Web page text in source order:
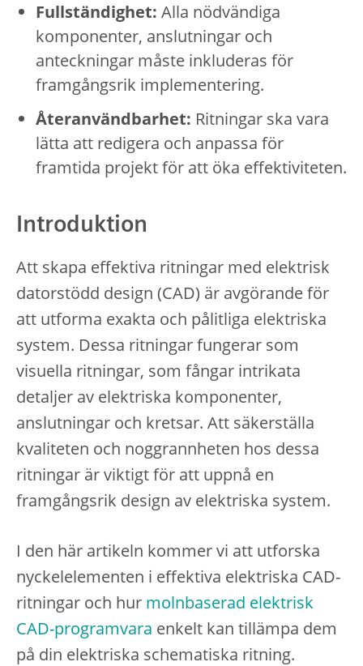
Fullständighet: Alla nödvändiga
komponenter, anslutningar och
anteckningar måste inkluderas för
framgångsrik implementering.
Återanvändbarhet: Ritningar ska vara
lätta att redigera och anpassa för
framtida projekt för att öka effektiviteten.
Introduktion
Att skapa effektiva ritningar med elektrisk
datorstödd design (CAD) är avgörande för
att utforma exakta och pålitliga elektriska
system. Dessa ritningar fungerar som
visuella ritningar, som fångar intrikata
detaljer av elektriska komponenter,
anslutningar och kretsar. Att säkerställa
kvaliteten och noggrannheten hos dessa
ritningar är viktigt för att uppnå en
framgångsrik design av elektriska system.
I den här artikeln kommer vi att utforska
nyckelelementen i effektiva elektriska CAD-
ritningar och hur molnbaserad elektrisk
CAD-programvara enkelt kan tillämpa dem
på din elektriska schematiska ritning.